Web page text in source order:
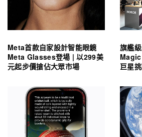
Meta首款自家設計智能眼鏡
Meta Glasses登場 | 以299美
元起步價搶佔大眾市場
旗艦
巨星